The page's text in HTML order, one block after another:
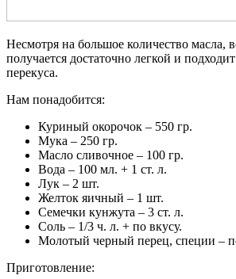
Несмотря на большое количество масла,
получается достаточно легкой и
перекуса.
Нам понадобится:
Куриный окорочок – 550 гр.
Мука – 250 гр.
Масло сливочное – 100 гр.
Вода – 100 мл. + 1 ст. л.
Лук – 2 шт.
Желток яичный – 1 шт.
Семечки кунжута – 3 ст. л.
Соль – 1/3 ч. л. + по вкусу.
Молотый черный перец, специи –
Приготовление: